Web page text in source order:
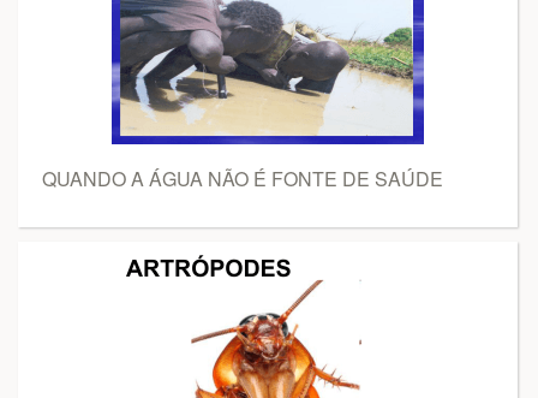
QUANDO A ÁGUA NÃO É FONTE DE SAÚDE